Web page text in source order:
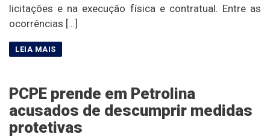
licitações e na execução física e contratual. Entre as
ocorrências […]
PCPE prende em Petrolina
acusados de descumprir medidas
protetivas